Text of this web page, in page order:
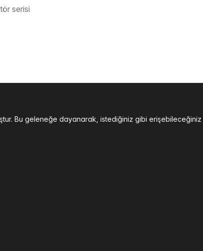
serisi
Bu geleneğe dayanarak, istediğiniz gibi